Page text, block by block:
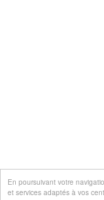
En poursuivant votre
et services adaptés à vos